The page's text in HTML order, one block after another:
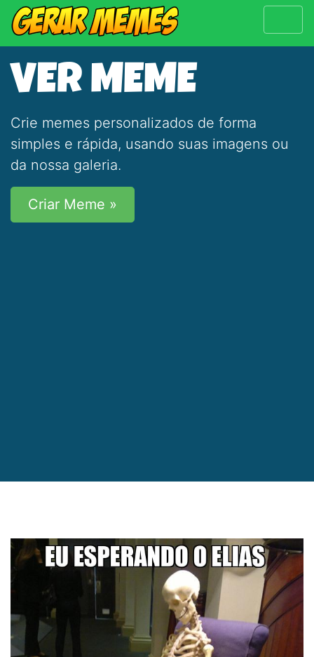
VER MEME
Crie memes personalizados de forma
simples e rápida, usando suas imagens ou
da nossa galeria.
Criar Meme »